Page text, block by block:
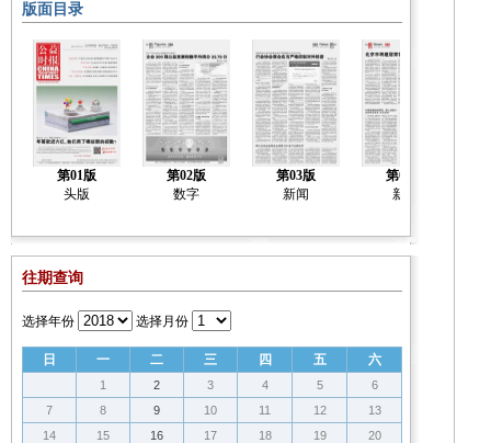
版面目录
第01版
头版
第02版
数字
第03版
新闻
第04版
新闻
往期查询
选择年份 选择月份
日 一 二 三 四 五 六
1 2 3 4 5
6
7
8 9 10 11 12
13
14
15 16 17 18 19
20